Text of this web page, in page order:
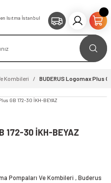
Kombileri BUDERUS Logomax Plus
172-30 İKH-BEYAZ
Pompaları Ve Kombileri ,Buderus